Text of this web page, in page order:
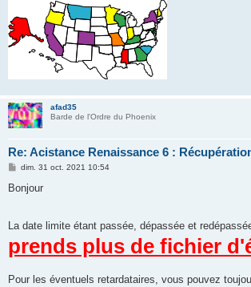
afad35
Barde de l'Ordre du Phoenix
Re: Acistance Renaissance 6 :
M
s
e
dim. 31 oct. 2021 10:54
Bonjour
La date limite étant passée, dépassée et
prends plus de fichier
Pour les éventuels retardataires, vous pouvez